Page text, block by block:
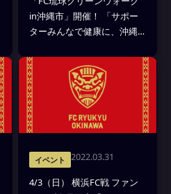
in沖縄市」開催！ 「サポー
ターみんなで健康に、沖縄
イベント 2022.03.31
4/3（日） 横浜FC戦 ファン